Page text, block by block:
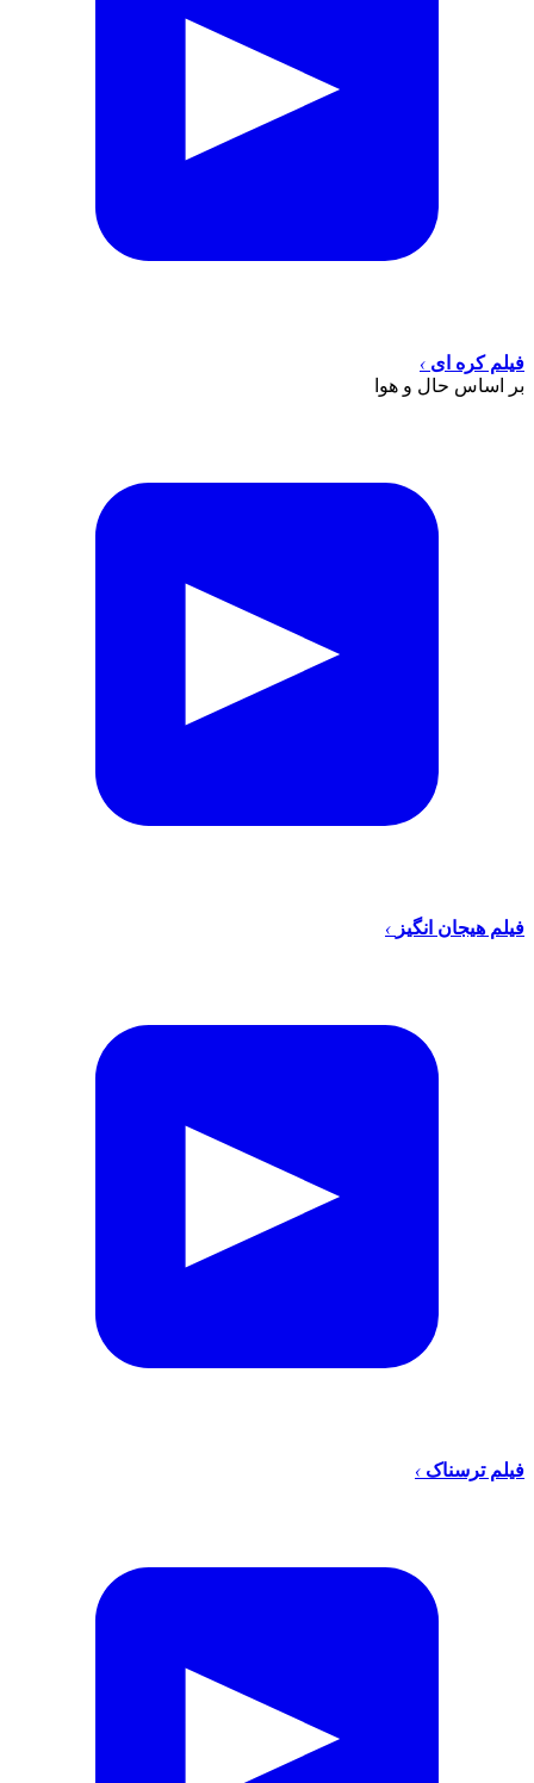
فیلم کره ای ›
بر اساس حال و هوا
فیلم هیجان انگیز ›
فیلم ترسناک ›